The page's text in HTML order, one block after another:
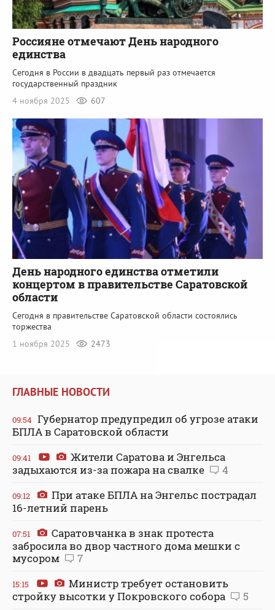
Россияне отмечают День народного
единства
Сегодня в России в двадцать первый раз отмечается
государственный праздник
4 ноября 2025
607
День народного единства отметили
концертом в правительстве Саратовской
области
Сегодня в правительстве Саратовской области состоялись
торжества
1 ноября 2025
2473
ГЛАВНЫЕ НОВОСТИ
09:54 Губернатор предупредил об угрозе атаки
БПЛА в Саратовской области
09:41
Жители Саратова и Энгельса
задыхаются из-за пожара на свалке
4
09:12
При атаке БПЛА на Энгельс пострадал
16-летний парень
07:51
Саратовчанка в знак протеста
забросила во двор частного дома мешки с
мусором
7
15:15
Министр требует остановить
стройку высотки у Покровского собора
5